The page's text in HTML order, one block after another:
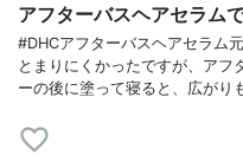
アフターバスヘアセラム
#DHCアフターバスヘアセラム
とまりにくかったですが、アフ
ーの後に塗って寝ると、広がり